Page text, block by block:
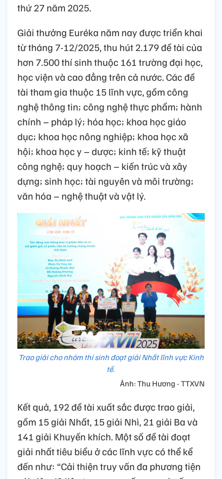
thứ 27 năm 2025.
Giải thưởng Euréka năm nay được triển khai
từ tháng 7-12/2025, thu hút 2.179 đề tài của
hơn 7.500 thí sinh thuộc 161 trường đại học,
học viện và cao đẳng trên cả nước. Các đề
tài tham gia thuộc 15 lĩnh vực, gồm công
nghệ thông tin; công nghệ thực phẩm; hành
chính – pháp lý; hóa học; khoa học giáo
dục; khoa học nông nghiệp; khoa học xã
hội; khoa học y – dược; kinh tế; kỹ thuật
công nghệ; quy hoạch – kiến trúc và xây
dựng; sinh học; tài nguyên và môi trường;
văn hóa – nghệ thuật và vật lý.
Trao giải cho nhóm thí sinh đoạt giải Nhất lĩnh vực Kinh
tế.
Ảnh: Thu Hương - TTXVN
Kết quả, 192 đề tài xuất sắc được trao giải,
gồm 15 giải Nhất, 15 giải Nhì, 21 giải Ba và
141 giải Khuyến khích. Một số đề tài đoạt
giải nhất tiêu biểu ở các lĩnh vực có thể kể
đến như: “Cải thiện truy vấn đa phương tiện